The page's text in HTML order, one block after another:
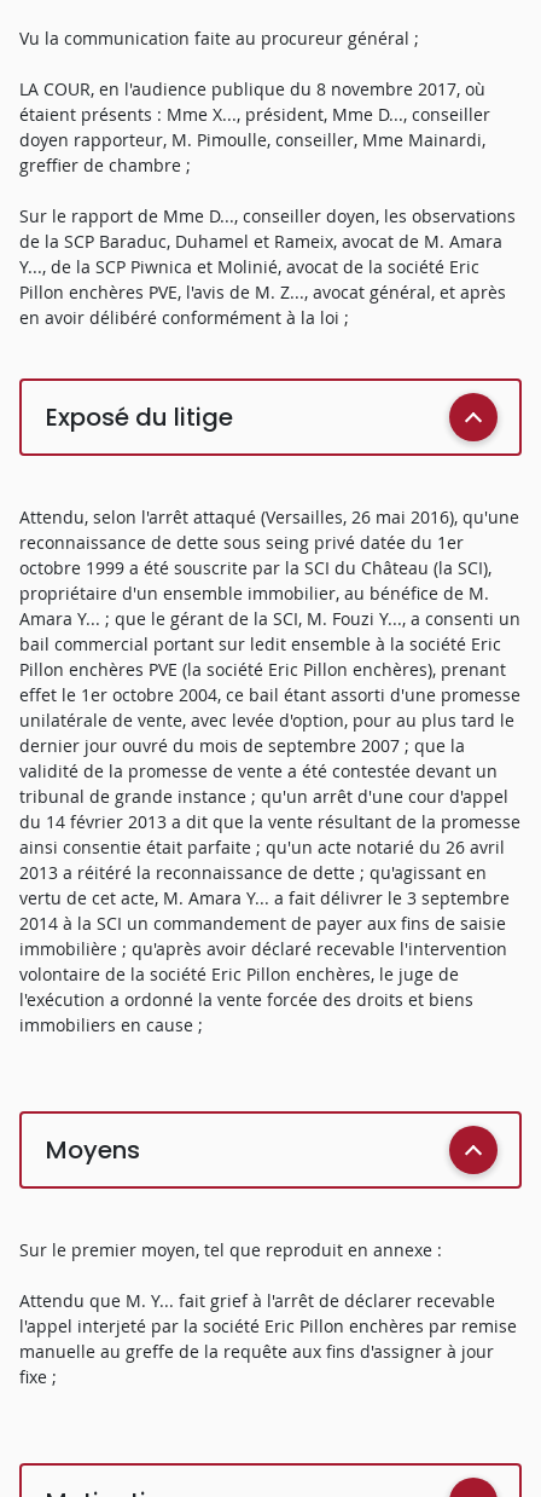
Vu la communication faite au procureur général ;
LA COUR, en l'audience publique du 8 novembre 2017, où
étaient présents : Mme X..., président, Mme D..., conseiller
doyen rapporteur, M. Pimoulle, conseiller, Mme Mainardi,
greffier de chambre ;
Sur le rapport de Mme D..., conseiller doyen, les observations
de la SCP Baraduc, Duhamel et Rameix, avocat de M. Amara
Y..., de la SCP Piwnica et Molinié, avocat de la société Eric
Pillon enchères PVE, l'avis de M. Z..., avocat général, et après
en avoir délibéré conformément à la loi ;
Exposé du litige
Attendu, selon l'arrêt attaqué (Versailles, 26 mai 2016), qu'une
reconnaissance de dette sous seing privé datée du 1er
octobre 1999 a été souscrite par la SCI du Château (la SCI),
propriétaire d'un ensemble immobilier, au bénéfice de M.
Amara Y... ; que le gérant de la SCI, M. Fouzi Y..., a consenti un
bail commercial portant sur ledit ensemble à la société Eric
Pillon enchères PVE (la société Eric Pillon enchères), prenant
effet le 1er octobre 2004, ce bail étant assorti d'une promesse
unilatérale de vente, avec levée d'option, pour au plus tard le
dernier jour ouvré du mois de septembre 2007 ; que la
validité de la promesse de vente a été contestée devant un
tribunal de grande instance ; qu'un arrêt d'une cour d'appel
du 14 février 2013 a dit que la vente résultant de la promesse
ainsi consentie était parfaite ; qu'un acte notarié du 26 avril
2013 a réitéré la reconnaissance de dette ; qu'agissant en
vertu de cet acte, M. Amara Y... a fait délivrer le 3 septembre
2014 à la SCI un commandement de payer aux fins de saisie
immobilière ; qu'après avoir déclaré recevable l'intervention
volontaire de la société Eric Pillon enchères, le juge de
l'exécution a ordonné la vente forcée des droits et biens
immobiliers en cause ;
Moyens
Sur le premier moyen, tel que reproduit en annexe :
Attendu que M. Y... fait grief à l'arrêt de déclarer recevable
l'appel interjeté par la société Eric Pillon enchères par remise
manuelle au greffe de la requête aux fins d'assigner à jour
fixe ;